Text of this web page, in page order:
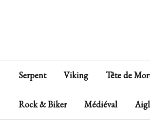
Serpent Viking Tête de
Rock & Biker Médiéval